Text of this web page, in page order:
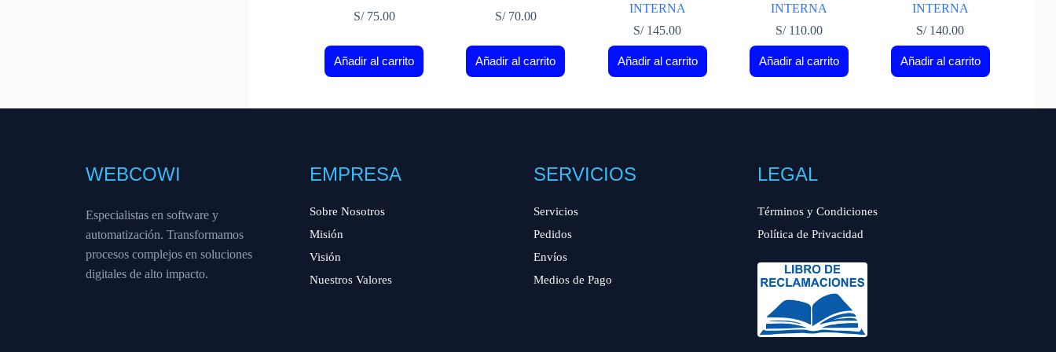
S/75.00
Añadir al carrito
S/70.00
Añadir al carrito
INTERNA
S/145.00
Añadir al carrito
INTERNA
S/110.00
Añadir al carrito
INTERNA
S/140.00
Añadir al carrito
WEBCOWI
Especialistas en software y
automatización. Transformamos
procesos complejos en soluciones
digitales de alto impacto.
EMPRESA
Sobre Nosotros
Misión
Visión
Nuestros Valores
SERVICIOS
Servicios
Pedidos
Envíos
Medios de Pago
LEGAL
Términos y Condiciones
Política de Privacidad